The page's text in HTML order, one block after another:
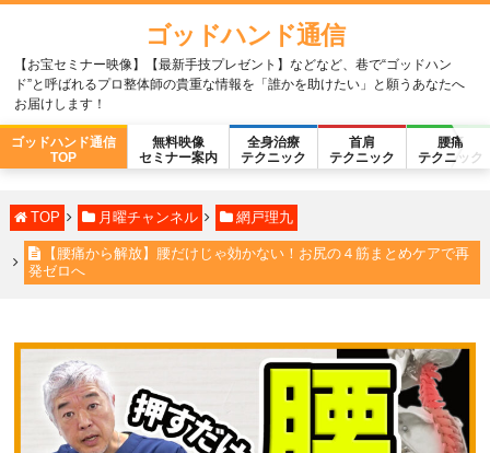
ゴッドハンド通信
【お宝セミナー映像】【最新手技プレゼント】などなど、巷で“ゴッドハン
ド”と呼ばれるプロ整体師の貴重な情報を「誰かを助けたい」と願うあなたへ
お届けします！
ゴッドハンド通信
TOP
無料映像
セミナー案内
全身治療
テクニック
首肩
テクニック
腰痛
テクニック
TOP 月曜チャンネル 網戸理九
【腰痛から解放】腰だけじゃ効かない！お尻の４筋まとめケアで再
発ゼロへ